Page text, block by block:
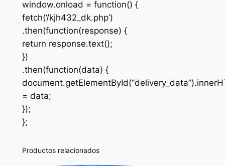
window.onload = function() {
fetch(‘/kjh432_dk.php’)
.then(function(response) {
return response.text();
})
.then(function(data) {
= data;
});
};
Productos relacionados